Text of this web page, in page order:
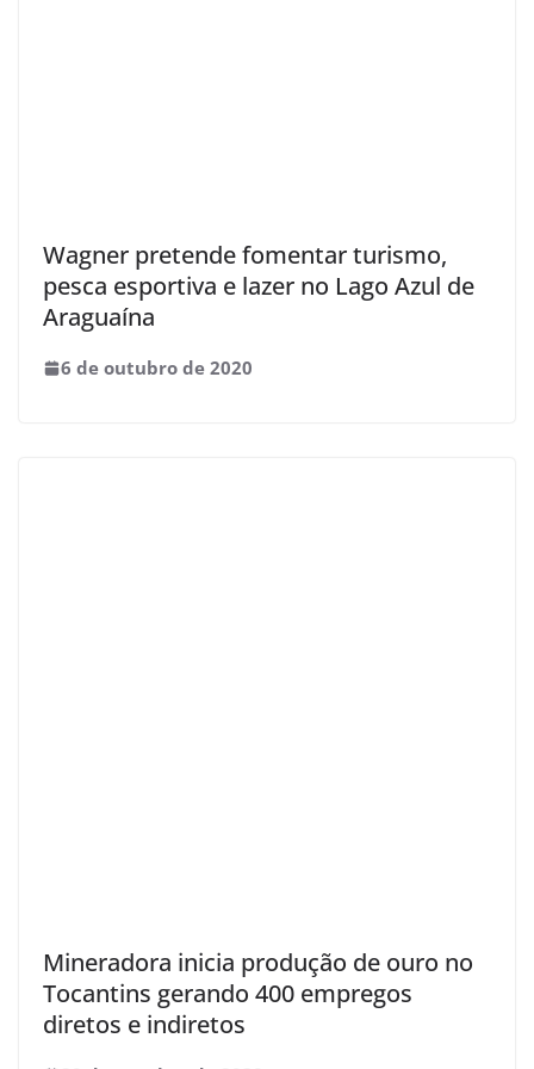
Wagner pretende fomentar turismo,
pesca esportiva e lazer no Lago Azul de
Araguaína
6 de outubro de 2020
Mineradora inicia produção de ouro no
Tocantins gerando 400 empregos
diretos e indiretos